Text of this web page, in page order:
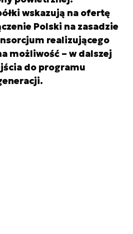
wskazują na ofertę
Polski na zasadzie
realizującego
możliwość – w dalszej
do programu